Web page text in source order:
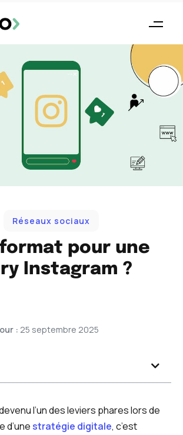
Réseaux sociaux
pour une
Instagram ?
: 25 septembre 2025
l’un des leviers phares lors de
d’une stratégie digitale, c’est